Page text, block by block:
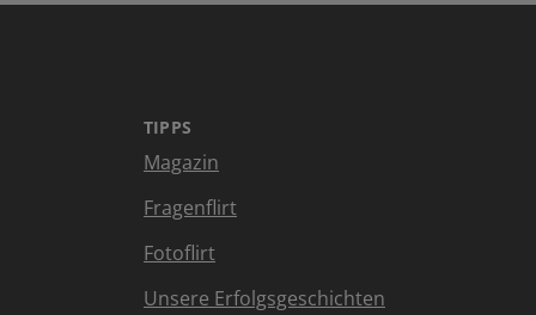
TIPPS
Magazin
Fragenflirt
Fotoflirt
Unsere Erfolgsgeschichten